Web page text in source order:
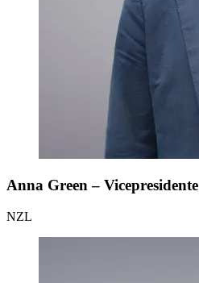
Anna Green – Vicepresidente
NZL